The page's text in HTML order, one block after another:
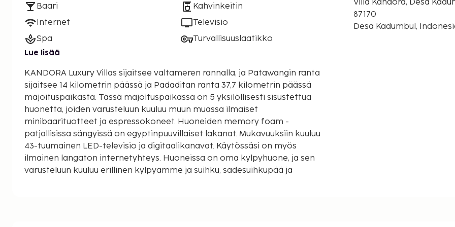
Baari
Internet
Spa
Kahvinkeitin
Televisio
Turvallisuuslaatikko
Lue lisää
KANDORA Luxury Villas sijaitsee valtameren rannalla, ja Patawangin ranta
sijaitsee 14 kilometrin päässä ja Padaditan ranta 37,7 kilometrin päässä
majoituspaikasta. Tässä majoituspaikassa on 5 yksilöllisesti sisustettua
huonetta, joiden varusteluun kuuluu muun muassa ilmaiset
minibaarituotteet ja espressokoneet. Huoneiden memory foam -
patjallisissa sängyissä on egyptinpuuvillaiset lakanat. Mukavuuksiin kuuluu
43-tuumainen LED-televisio ja digitaalikanavat. Käytössäsi on myös
ilmainen langaton internetyhteys. Huoneissa on oma kylpyhuone, ja sen
varusteluun kuuluu erillinen kylpyamme ja suihku, sadesuihkupää ja
Villa Kandora, Desa
87170
Desa Kadumbul,